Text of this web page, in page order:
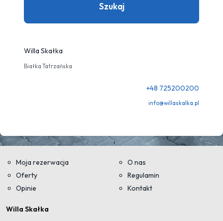
Szukaj
Willa Skałka
Białka Tatrzańska
+48 725200200
info@willaskalka.pl
Moja rezerwacja
Oferty
Opinie
O nas
Regulamin
Kontakt
Willa Skałka